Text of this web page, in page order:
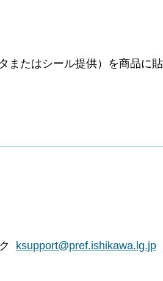
またはシール提供）を商品に
ksupport@pref.ishikawa.lg.jp